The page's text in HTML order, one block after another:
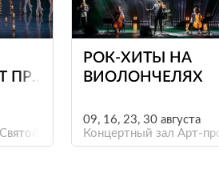
е
ПРИ
Екатерины
е
РОК-ХИТЫ НА
ВИОЛОНЧЕЛЯХ
09, 16, 23, 30 августа
Концертный зал Арт-